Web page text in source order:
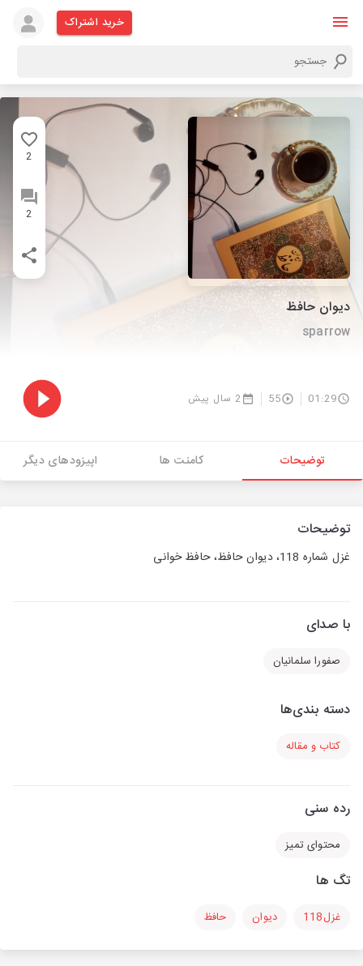
خرید اشتراک
2
2
دیوان حافظ
sparrow
01:29
55 2 سال پیش
توضیحات کامنت ها اپیزودهای دیگر
توضیحات
غزل شماره 118، دیوان حافظ، حافظ خوانی
با صدای
صفورا سلمانیان
دسته بندی‌ها
کتاب و مقاله
رده سنی
محتوای تمیز
تگ ها
غزل118 دیوان حافظ